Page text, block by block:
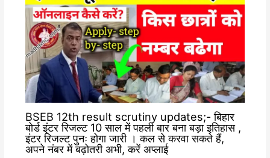
BSEB 12th result scrutiny updates;- बिहार
बोर्ड इंटर रिजल्ट 10 साल में पहली बार बना बड़ा इतिहास ,
इंटर रिजल्ट पुनः होगा जारी । कल से करवा सकते हैं,
अपने नंबर में बढ़ोतरी अभी, करें अप्लाई